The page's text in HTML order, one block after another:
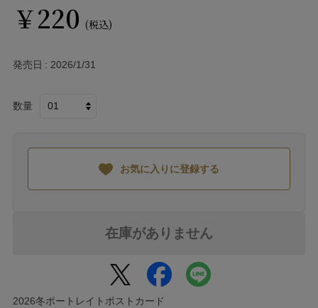
￥220 (税込)
発売日 2026/1/31
数量
お気に入りに登録する
在庫がありません
2026冬ポートレイトポストカード